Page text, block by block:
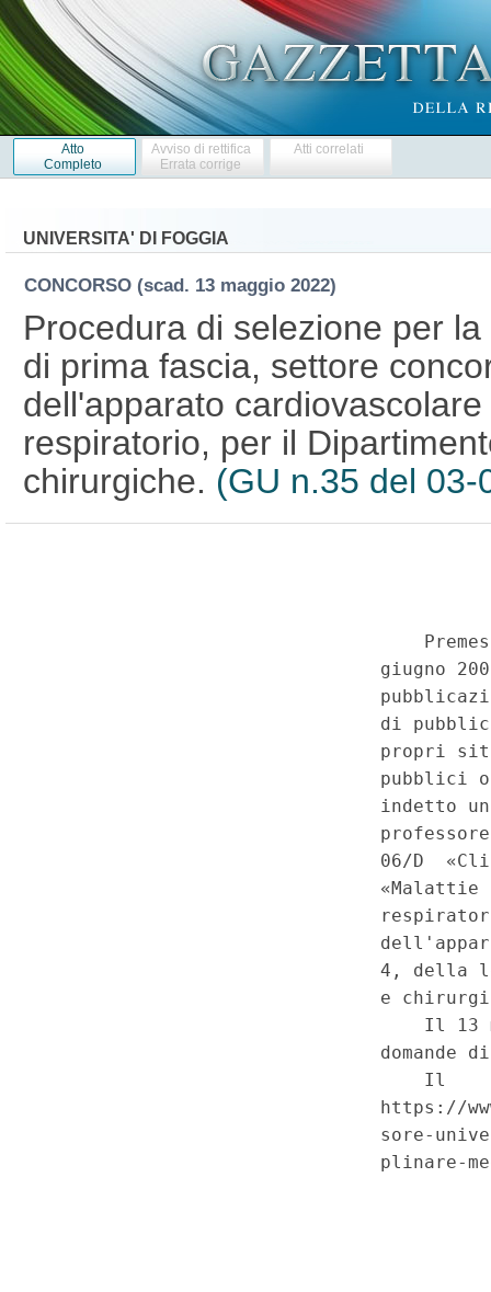
Atto
Completo
Avviso di rettifica
Errata corrige
Atti correlati
UNIVERSITA' DI FOGGIA
CONCORSO (scad. 13 maggio 2022)
Procedura di selezione per
di prima fascia, settore
dell'apparato
respiratorio, per il
chirurgiche. (GU n.35 del 03-